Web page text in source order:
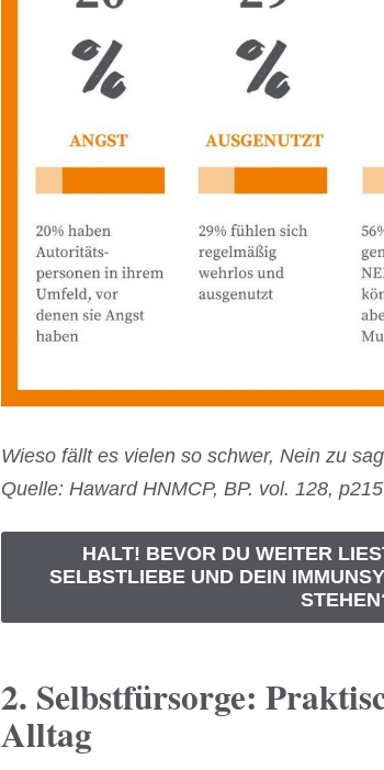
Wieso fällt es vielen so schwer, Nein zu
Quelle: Haward HNMCP, BP. vol. 128, p215
HALT! BEVOR DU WEITER
SELBSTLIEBE UND DEIN
2. Selbstfürsorge:
Alltag